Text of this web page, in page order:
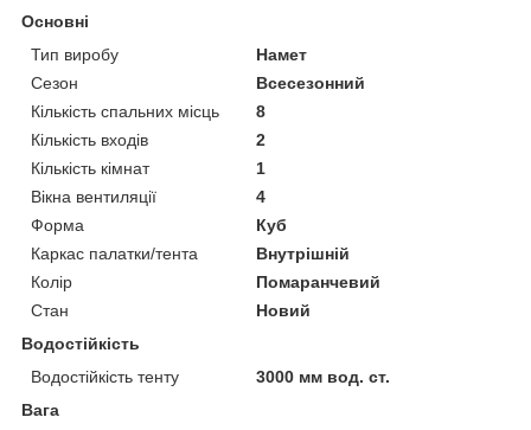
Основні
Тип виробу
Намет
Сезон
Всесезонний
Кількість спальних місць
8
Кількість входів
2
Кількість кімнат
1
Вікна вентиляції
4
Форма
Куб
Каркас палатки/тента
Внутрішній
Колір
Помаранчевий
Стан
Новий
Водостійкість
Водостійкість тенту
3000 мм вод. ст.
Вага